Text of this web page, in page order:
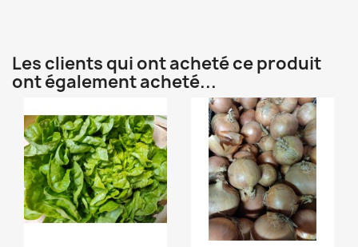
Les clients qui ont acheté ce produit
ont également acheté...